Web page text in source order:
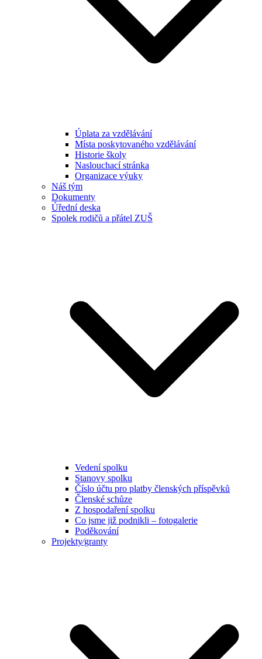
Úplata za vzdělávání
Místa poskytovaného vzdělávání
Historie školy
Naslouchací stránka
Organizace výuky
Náš tým
Dokumenty
Úřední deska
Spolek rodičů a přátel ZUŠ
Vedení spolku
Stanovy spolku
Číslo účtu pro platby členských příspěvků
Členské schůze
Z hospodaření spolku
Co jsme již podnikli – fotogalerie
Poděkování
Projekty⁄granty